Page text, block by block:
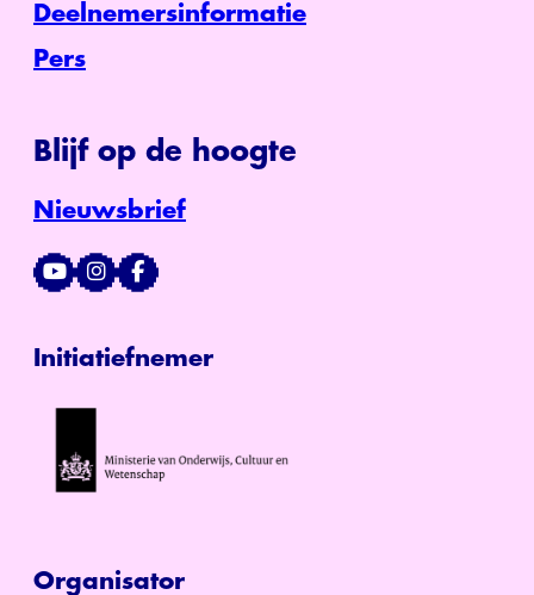
Deelnemersinformatie
Pers
Blijf op de hoogte
Nieuwsbrief
Initiatiefnemer
Organisator